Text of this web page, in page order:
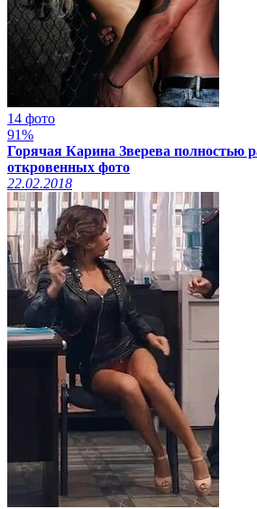
14 фото
91%
Горячая Карина Зверева полностью
откровенных фото
22.02.2018